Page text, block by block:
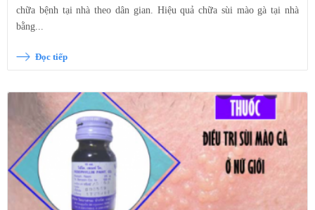
chữa bệnh tại nhà theo dân gian. Hiệu quả chữa sùi mào gà tại nhà
bằng...
Đọc tiếp